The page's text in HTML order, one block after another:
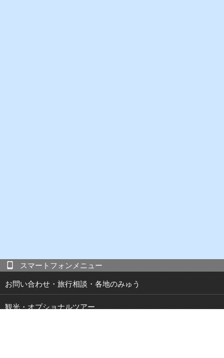
スマートフォンメニュー
お問い合わせ・旅行相談・各地のみゅう
観光・オプショナルツアー